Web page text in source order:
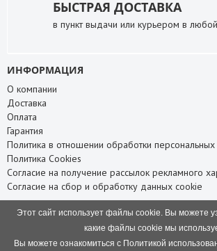
БЫСТРАЯ ДОСТАВКА
в пункт выдачи или курьером в
ИНФОРМАЦИЯ
О компании
Доставка
Оплата
Гарантия
Политика в отношении обработки
Политика Cookies
Согласие на получение рассылок рекламного
Согласие на сбор и обработку данных cookie
Карта сайта
Этот сайт использует файлы cookie. Вы можете
какие файлы cookie мы
Вы можете ознакомиться с Политикой